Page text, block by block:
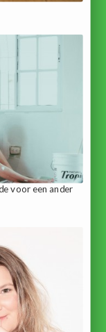
voor een ander